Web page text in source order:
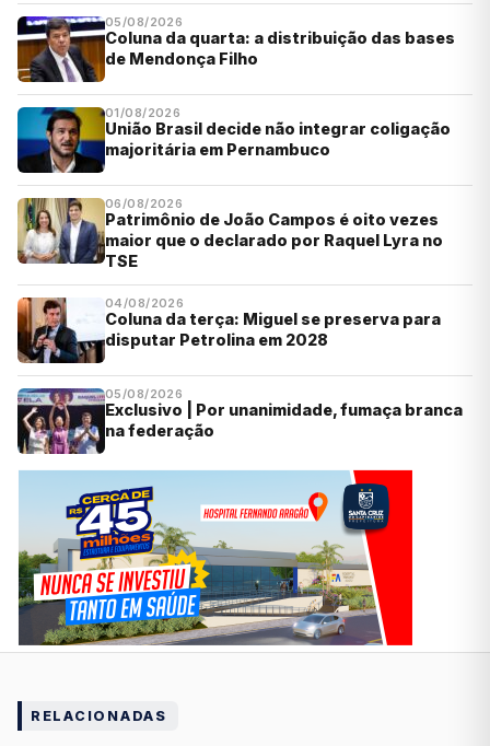
05/08/2026
Coluna da quarta: a distribuição das bases
de Mendonça Filho
01/08/2026
União Brasil decide não integrar coligação
majoritária em Pernambuco
06/08/2026
Patrimônio de João Campos é oito vezes
maior que o declarado por Raquel Lyra no
TSE
04/08/2026
Coluna da terça: Miguel se preserva para
disputar Petrolina em 2028
05/08/2026
Exclusivo | Por unanimidade, fumaça branca
na federação
RELACIONADAS